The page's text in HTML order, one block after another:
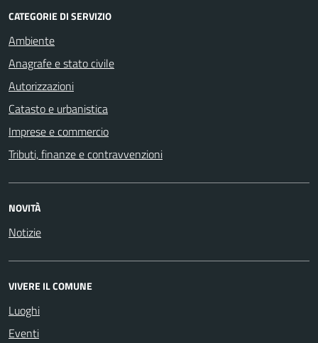
CATEGORIE DI SERVIZIO
Ambiente
Anagrafe e stato civile
Autorizzazioni
Catasto e urbanistica
Imprese e commercio
Tributi, finanze e contravvenzioni
NOVITÀ
Notizie
VIVERE IL COMUNE
Luoghi
Eventi